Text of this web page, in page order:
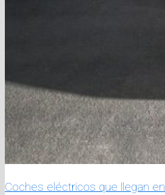
Coches eléctricos que llegan